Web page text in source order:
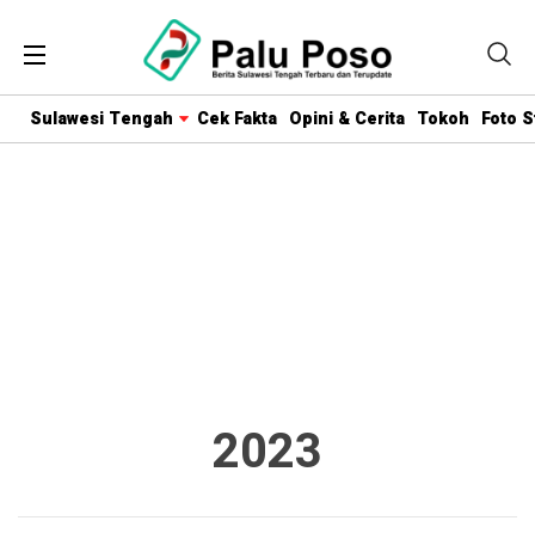
Sulawesi Tengah Cek Fakta Opini & Cerita Tokoh Foto
2023